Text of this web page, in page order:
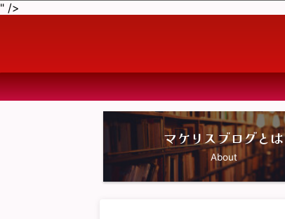
" />
マケリスブログとは
About